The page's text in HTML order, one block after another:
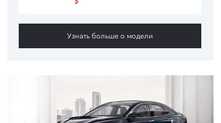
Узнать больше о модели